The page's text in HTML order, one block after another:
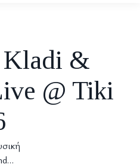
Kladi &
@ Tiki